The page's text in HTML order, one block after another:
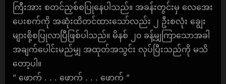
ကြီးအား စတင်ညှစ်စပြုနေပါသည်။ အခန်းတွင်းမှ လေအေး
ပေးစက်ကို အဆုံးထိတင်ထားသော်လည်း ၂ ဦးစလုံး ချွေး
များစို့စပြုလာပြီဖြစ်ပါသည်။ မိနစ် ၂၀ ခန့်မျှကြာသောအခါ
အချက်ပေါင်းမည်မျှ အထုတ်အသွင်း လုပ်ပြီးသည်ကို မသိ
တော့ပါ။
” ဖောက် . . . ဖောက် . . . ဖောက် ”